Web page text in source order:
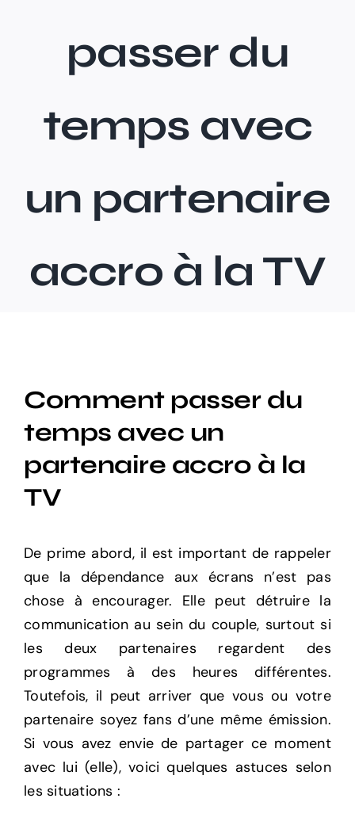
passer du
temps avec
un partenaire
accro à la TV
l'image
Comment passer du
temps avec un
partenaire accro à la
TV
De prime abord, il est important de rappeler
que la dépendance aux écrans n’est pas
chose à encourager. Elle peut détruire la
communication au sein du couple, surtout si
les deux partenaires regardent des
programmes à des heures différentes.
Toutefois, il peut arriver que vous ou votre
partenaire soyez fans d’une même émission.
Si vous avez envie de partager ce moment
avec lui (elle), voici quelques astuces selon
les situations :